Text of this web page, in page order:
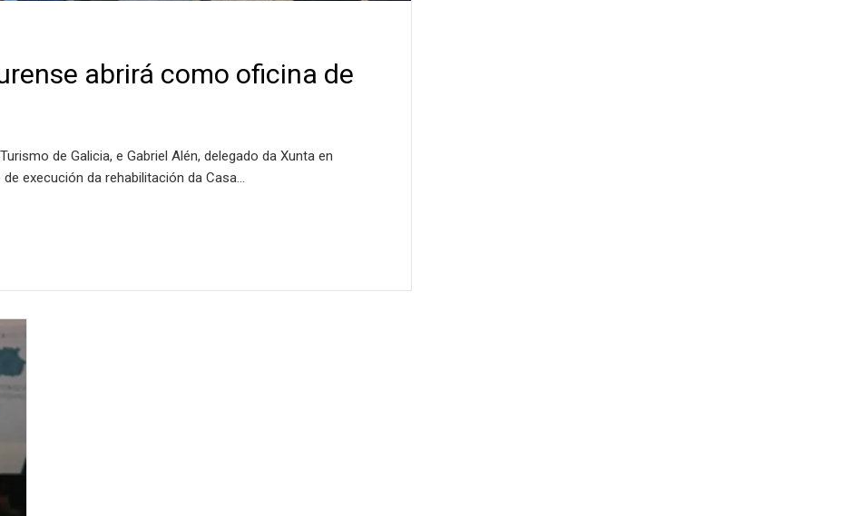
abrirá como oficina de
de Galicia, e Gabriel Alén, delegado da Xunta en
execución da rehabilitación da Casa…